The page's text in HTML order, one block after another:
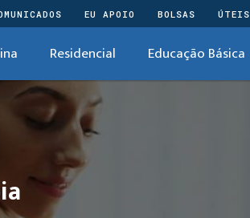
EU APOIO BOLSAS ÚTEIS
Residencial Educação Básica